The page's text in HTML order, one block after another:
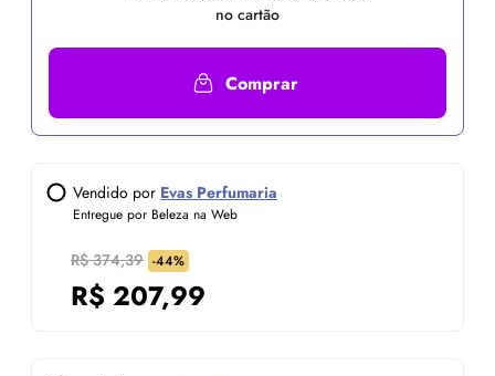
no cartão
Comprar
Vendido por Evas Perfumaria
Entregue por Beleza na Web
R$ 374,39 -44%
R$ 207,99